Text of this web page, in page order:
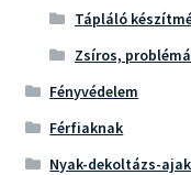
Tápláló
Zsíros,
Fényvédelem
Férfiaknak
Nyak-dekoltázs-